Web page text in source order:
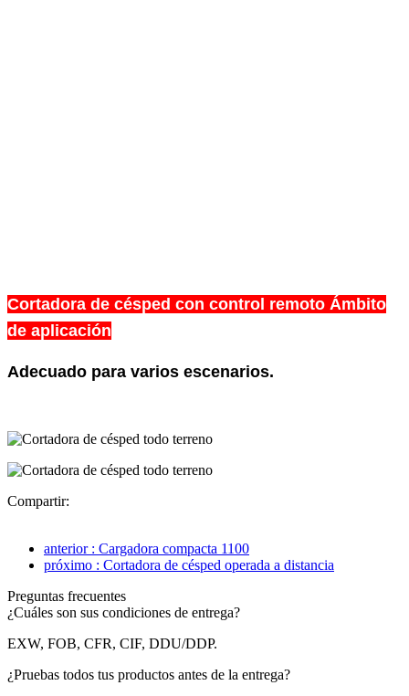
Cortadora de césped con control remoto Ámbito
de aplicación
Adecuado para varios escenarios.
Compartir:
anterior : Cargadora compacta 1100
próximo : Cortadora de césped operada a distancia
Preguntas frecuentes
¿Cuáles son sus condiciones de entrega?
EXW, FOB, CFR, CIF, DDU/DDP.
¿Pruebas todos tus productos antes de la entrega?